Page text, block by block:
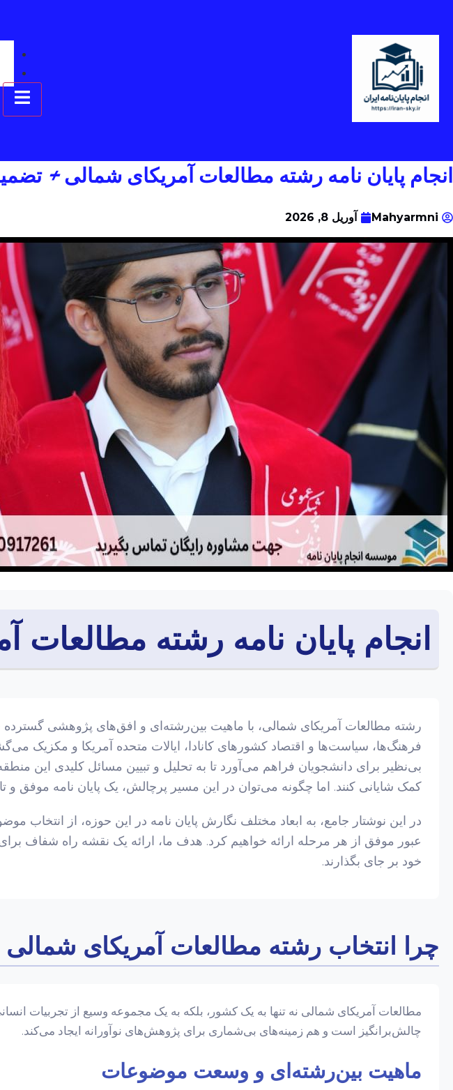
انجام پایان نامه رشته مطالعات آمریکای شمالی +
Mahyarmni آوریل 8, 2026
انجام پایان نامه رشته
رشته مطالعات آمریکای شمالی، با ماهیت بین‌رشته‌ای و افق‌های پژوهشی گسترده
فرهنگ‌ها، سیاست‌ها و اقتصاد کشورهای کانادا، ایالات متحده آمریکا و مکزیک
بی‌نظیر برای دانشجویان فراهم می‌آورد تا به تحلیل و تبیین مسائل کلیدی این
کمک شایانی کنند. اما چگونه می‌توان در این مسیر پرچالش، یک پایان نامه موفق و
در این نوشتار جامع، به ابعاد مختلف نگارش پایان نامه در این حوزه، از انتخاب
عبور موفق از هر مرحله ارائه خواهیم کرد. هدف ما، ارائه یک نقشه راه شفاف
خود بر جای بگذارند.
چرا انتخاب رشته مطالعات آمریکای شمالی
مطالعات آمریکای شمالی نه تنها به یک کشور، بلکه به یک مجموعه وسیع از تجربیات
چالش‌برانگیز است و هم زمینه‌های بی‌شماری برای پژوهش‌های نوآورانه ایجاد می‌کند.
ماهیت بین‌رشته‌ای و وسعت موضوعات